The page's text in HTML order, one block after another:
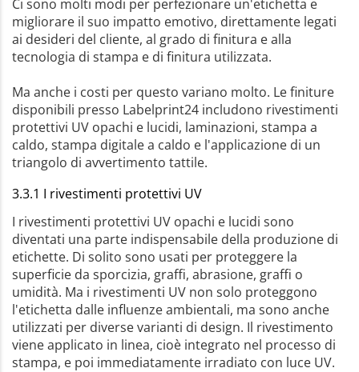
Ci sono molti modi per perfezionare un'etichetta e
migliorare il suo impatto emotivo, direttamente legati
ai desideri del cliente, al grado di finitura e alla
tecnologia di stampa e di finitura utilizzata.
Ma anche i costi per questo variano molto. Le finiture
disponibili presso Labelprint24 includono rivestimenti
protettivi UV opachi e lucidi, laminazioni, stampa a
caldo, stampa digitale a caldo e l'applicazione di un
triangolo di avvertimento tattile.
3.3.1 I rivestimenti protettivi UV
I rivestimenti protettivi UV opachi e lucidi sono
diventati una parte indispensabile della produzione di
etichette. Di solito sono usati per proteggere la
superficie da sporcizia, graffi, abrasione, graffi o
umidità. Ma i rivestimenti UV non solo proteggono
l'etichetta dalle influenze ambientali, ma sono anche
utilizzati per diverse varianti di design. Il rivestimento
viene applicato in linea, cioè integrato nel processo di
stampa, e poi immediatamente irradiato con luce UV.